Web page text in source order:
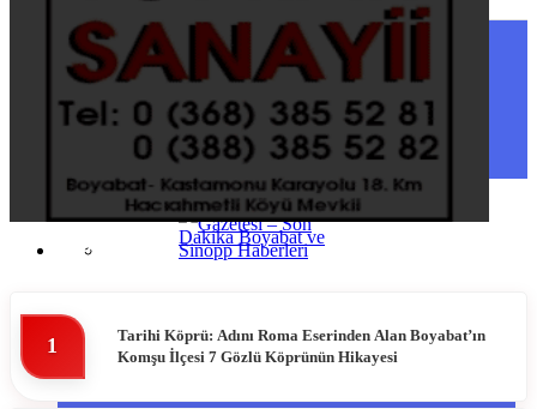
SINOP
BOYABAT
DURAĞAN
AYANCIK
DIKMEN
SIYASET
GENEL
SPOR
SERVISLER
HAVA DURUMU
1
Tarihi Köprü: Adını Roma Eserinden Alan Boyabat’ın
Komşu İlçesi 7 Gözlü Köprünün Hikayesi